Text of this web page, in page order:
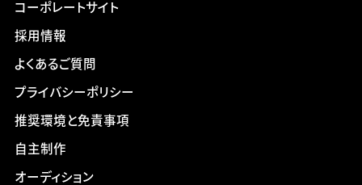
コーポレートサイト
採用情報
よくあるご質問
プライバシーポリシー
推奨環境と免責事項
自主制作
オーディション